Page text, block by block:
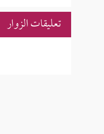
تعليقات الزوار